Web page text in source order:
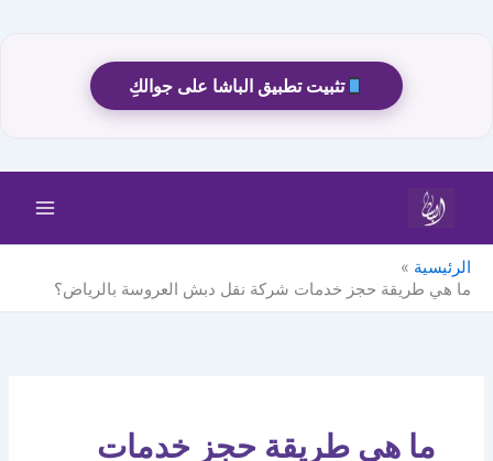
تثبيت تطبيق الباشا على جوالكِ
الرئيسية
ما هي طريقة حجز خدمات شركة نقل دبش العروسة بالرياض؟
ما هي طريقة حجز خدمات